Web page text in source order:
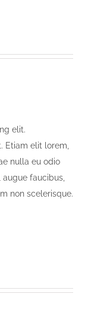
elit.
Etiam elit lorem,
nulla eu odio
faucibus,
non scelerisque.